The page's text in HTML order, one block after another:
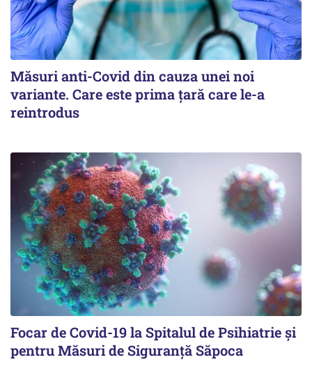
Măsuri anti-Covid din cauza unei noi
variante. Care este prima țară care le-a
reintrodus
Focar de Covid-19 la Spitalul de Psihiatrie şi
pentru Măsuri de Siguranţă Săpoca